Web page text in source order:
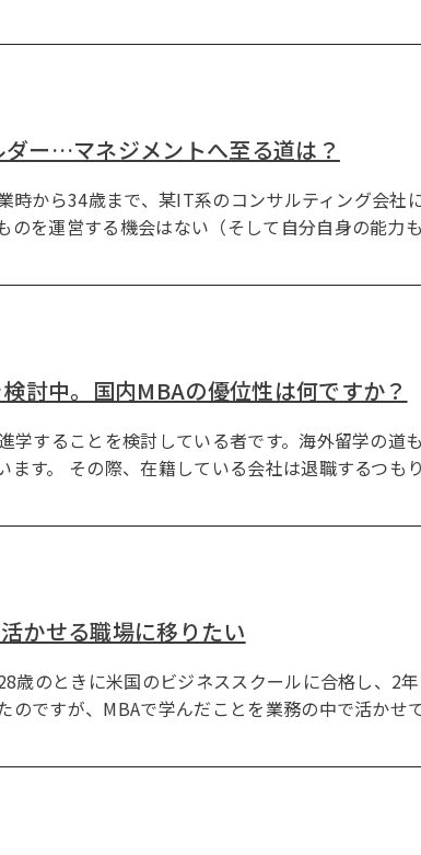
ー…マネジメントへ至る道は？
時から34歳まで、某IT系のコンサルティング会社
のを運営する機会はない（そして自分自身の能力
討中。国内MBAの優位性は何ですか？
学することを検討している者です。海外留学の
ます。 その際、在籍している会社は退職するつも
かせる職場に移りたい
歳のときに米国のビジネススクールに合格し、2
のですが、MBAで学んだことを業務の中で活かせ